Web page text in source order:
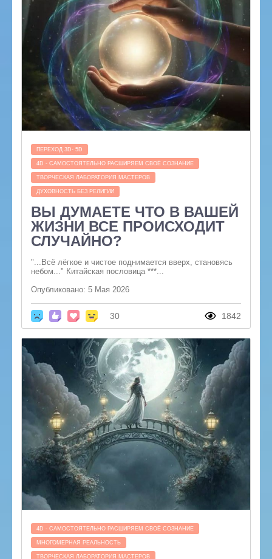
ПЕРЕХОД 3D- 5D
4D - САМОСТОЯТЕЛЬНО РАСШИРЯЕМ СВОЁ СОЗНАНИЕ
ТВОРЧЕСКАЯ ЛАБОРАТОРИЯ МАСТЕРОВ
ДУХОВНОСТЬ БЕЗ РЕЛИГИИ
ВЫ ДУМАЕТЕ ЧТО В ВАШЕЙ
ЖИЗНИ ВСЕ ПРОИСХОДИТ
СЛУЧАЙНО?
"...Всё лёгкое и чистое поднимается вверх, становясь
небом..." Китайская пословица ***...
Опубликовано: 5 Мая 2026
30 1842
4D - САМОСТОЯТЕЛЬНО РАСШИРЯЕМ СВОЁ СОЗНАНИЕ
МНОГОМЕРНАЯ РЕАЛЬНОСТЬ
ТВОРЧЕСКАЯ ЛАБОРАТОРИЯ МАСТЕРОВ